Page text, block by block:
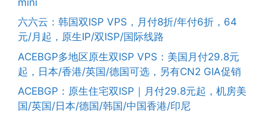
六六云：韩国双ISP VPS，月付8折/年付6折，64
元/月起，原生IP/双ISP/国际线路
ACEBGP多地区原生双ISP VPS：美国月付29.8元
起，日本/香港/英国/德国可选，另有CN2 GIA促销
ACEBGP：原生住宅双ISP｜月付29.8元起，机房美
国/英国/日本/德国/韩国/中国香港/印尼